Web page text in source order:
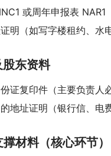
或周年申报表 NAR1
明（如写字楼租约、水
东资料
证复印件（主要负责人
地址证明（银行信、电
材料（核心环节）